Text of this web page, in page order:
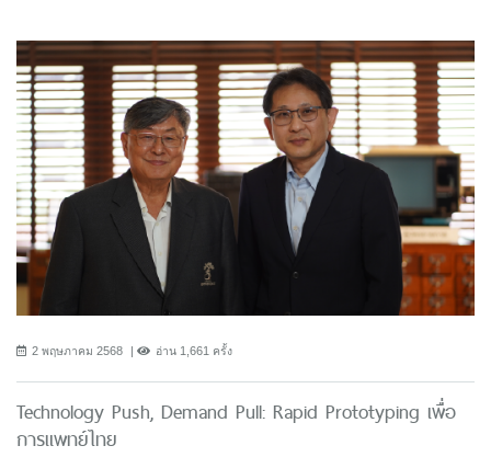
2 พฤษภาคม 2568 อ่าน 1,661 ครั้ง
Technology Push, Demand Pull: Rapid Prototyping เพื่อ
การแพทย์ไทย